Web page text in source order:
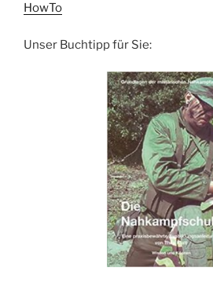
HowTo
Unser Buchtipp für Sie: